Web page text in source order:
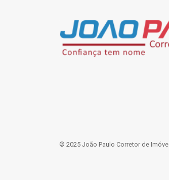
© 2025 João Paulo Corretor de